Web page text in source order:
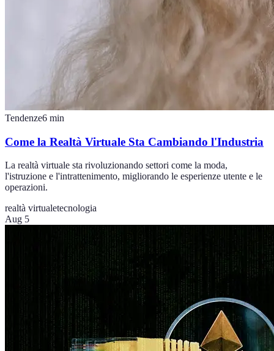
Tendenze6 min
Come la Realtà Virtuale Sta Cambiando l'Industria
La realtà virtuale sta rivoluzionando settori come la moda,
l'istruzione e l'intrattenimento, migliorando le esperienze utente e le
operazioni.
realtà virtualetecnologia
Aug 5